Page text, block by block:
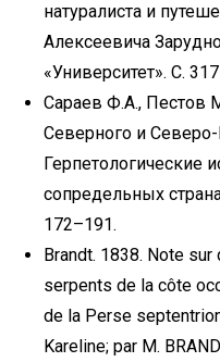
натуралиста и
Алексеевича
«Университет». С.
Сараев Ф.А., Пестов
Северного и Северо-
Герпетологические
сопредельных
172–191.
Brandt. 1838. Note
serpents de la côte
de la Perse
Kareline; par M.